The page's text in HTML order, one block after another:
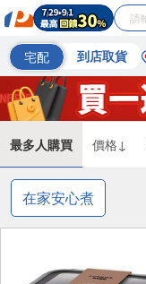
宅配 到店取貨
最多人購買 價格↓
在家安心煮